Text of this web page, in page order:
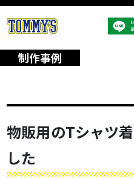
物販用のTシャツ着用の写真を頂きま
制作事例
物販用のTシャツ
した